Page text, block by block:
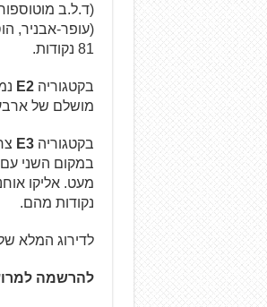
81 נקודות.
בקטגוריה E2
מושלם של ארבעה
בקטגוריה E3
נקודות מהם.
לדירוג המלא
להרשמה